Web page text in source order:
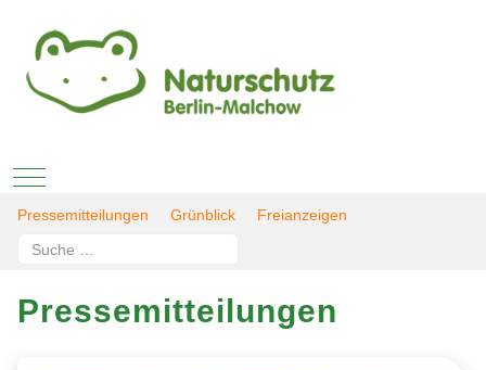
Mobile Menu Toggle
Pressemitteilungen Grünblick
Freianzeigen
Suchen
Pressemitteilungen